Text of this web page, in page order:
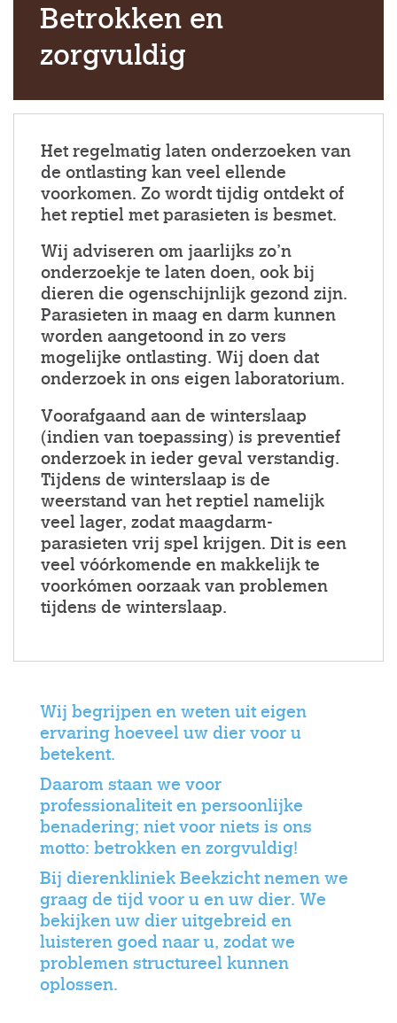
Betrokken en
zorgvuldig
Het regelmatig laten onderzoeken van
de ontlasting kan veel ellende
voorkomen. Zo wordt tijdig ontdekt of
het reptiel met parasieten is besmet.
Wij adviseren om jaarlijks zo’n
onderzoekje te laten doen, ook bij
dieren die ogenschijnlijk gezond zijn.
Parasieten in maag en darm kunnen
worden aangetoond in zo vers
mogelijke ontlasting. Wij doen dat
onderzoek in ons eigen laboratorium.
Voorafgaand aan de winterslaap
(indien van toepassing) is preventief
onderzoek in ieder geval verstandig.
Tijdens de winterslaap is de
weerstand van het reptiel namelijk
veel lager, zodat maagdarm-
parasieten vrij spel krijgen. Dit is een
veel vóórkomende en makkelijk te
voorkómen oorzaak van problemen
tijdens de winterslaap.
Wij begrijpen en weten uit eigen
ervaring hoeveel uw dier voor u
betekent.
Daarom staan we voor
professionaliteit en persoonlijke
benadering; niet voor niets is ons
motto: betrokken en zorgvuldig!
Bij dierenkliniek Beekzicht nemen we
graag de tijd voor u en uw dier. We
bekijken uw dier uitgebreid en
luisteren goed naar u, zodat we
problemen structureel kunnen
oplossen.